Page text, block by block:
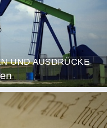
UND AUSDRÜCKE